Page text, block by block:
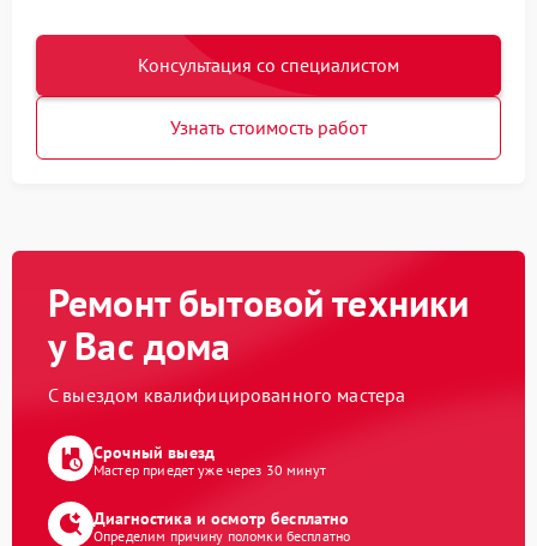
Консультация со специалистом
Узнать стоимость работ
Ремонт бытовой техники
у Вас дома
С выездом квалифицированного мастера
Срочный выезд
Мастер приедет уже через 30 минут
Диагностика и осмотр бесплатно
Определим причину поломки бесплатно